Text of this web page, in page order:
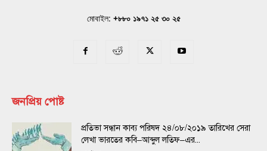
মোবাইল: +৮৮০ ১৯৭১ ২৫ ৩০ ২৫
জনপ্রিয় পোষ্ট
প্রতিভা সন্ধান কাব্য পরিষদ ২৪/০৮/২০১৯ তারিখের সেরা
লেখা ভারতের কবি–আব্দুল লতিফ–এর...